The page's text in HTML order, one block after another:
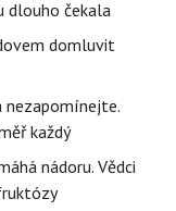
dlouho čekala
domluvit
nezapomínejte.
každý
nádoru. Vědci